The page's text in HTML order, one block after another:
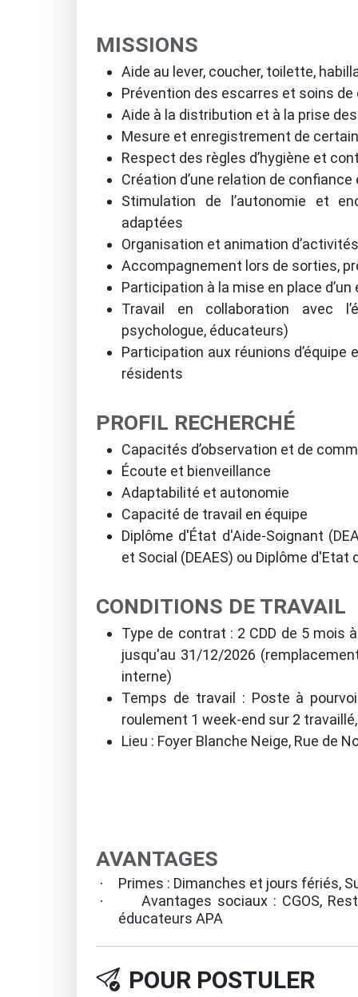
MISSIONS
Aide au lever, coucher, toilette,
Prévention des escarres et soins
Aide à la distribution et à la prise
Mesure et enregistrement de
Respect des règles d’hygiène et
Création d’une relation de
Stimulation de l’autonomie et
adaptées
Organisation et animation
Accompagnement lors de sorties,
Participation à la mise en place
Travail en collaboration avec
psychologue, éducateurs)
Participation aux réunions
résidents
PROFIL RECHERCHÉ
Capacités d’observation et de
Écoute et bienveillance
Adaptabilité et autonomie
Capacité de travail en équipe
Diplôme d'État d'Aide-Soignant
et Social (DEAES) ou Diplôme
CONDITIONS DE TRAVAIL
Type de contrat : 2 CDD de 5 mois
jusqu'au 31/12/2026
interne)
Temps de travail : Poste à
roulement 1 week-end sur 2
Lieu : Foyer Blanche Neige, Rue de
AVANTAGES
· Primes : Dimanches et jours fériés,
·
Avantages sociaux : CGOS,
éducateurs APA
POUR POSTULER